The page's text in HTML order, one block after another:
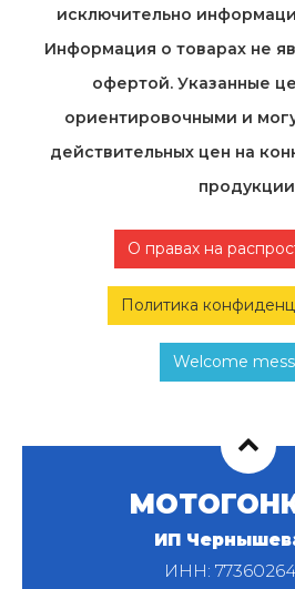
исключительно
Информация о товарах не
офертой. Указанные
ориентировочными и
действительных цен на
О правах на
Политика
Welcome
ИП
ИНН: